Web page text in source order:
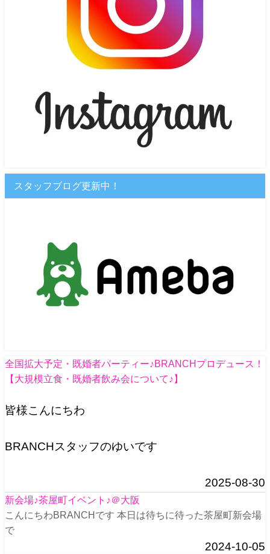
スタッフブログ更新中！
全国拡大予定・既婚者パーティー♪BRANCHプロデュース！
【大規模立食・既婚者飲み会について♪】
皆様こんにちわ
BRANCHスタッフのゆいです
2025-08-30
新会場♪茶屋町イベント♪＠大阪
こんにちわBRANCHです 本日は待ちに待った茶屋町新会場
で
2024-10-05